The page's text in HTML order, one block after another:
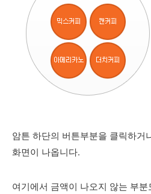
암튼 하단의 버튼부분을 클릭하거
화면이 나옵니다.
여기에서 금액이 나오지 않는 부